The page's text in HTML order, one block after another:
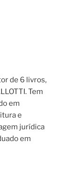
de 6 livros,
Tem
em
e
jurídica
em